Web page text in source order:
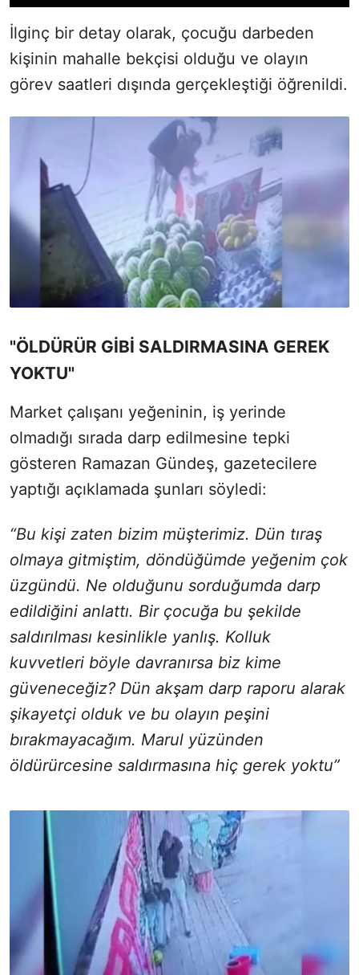
İlginç bir detay olarak, çocuğu darbeden
kişinin mahalle bekçisi olduğu ve olayın
görev saatleri dışında gerçekleştiği öğrenildi.
"ÖLDÜRÜR GİBİ SALDIRMASINA GEREK
YOKTU"
Market çalışanı yeğeninin, iş yerinde
olmadığı sırada darp edilmesine tepki
gösteren Ramazan Gündeş, gazetecilere
yaptığı açıklamada şunları söyledi:
“Bu kişi zaten bizim müşterimiz. Dün tıraş
olmaya gitmiştim, döndüğümde yeğenim çok
üzgündü. Ne olduğunu sorduğumda darp
edildiğini anlattı. Bir çocuğa bu şekilde
saldırılması kesinlikle yanlış. Kolluk
kuvvetleri böyle davranırsa biz kime
güveneceğiz? Dün akşam darp raporu alarak
şikayetçi olduk ve bu olayın peşini
bırakmayacağım. Marul yüzünden
öldürürcesine saldırmasına hiç gerek yoktu”